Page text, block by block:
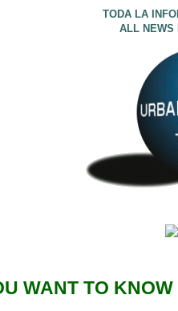
TODA LA
ALL NEWS
WANT TO